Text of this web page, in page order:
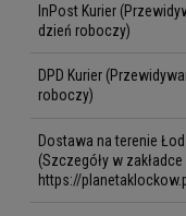
InPost Kurier
dzień roboczy)
DPD Kurier
roboczy)
Dostawa na terenie
(Szczegóły w
https://